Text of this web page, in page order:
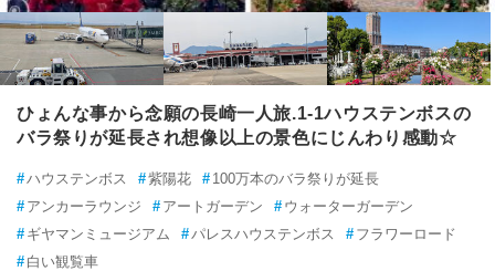
ひょんな事から念願の長崎一人旅.1-1ハウステンボスの
バラ祭りが延長され想像以上の景色にじんわり感動☆
#ハウステンボス #紫陽花 # 100万本のバラ祭りが延長
# アンカーラウンジ # アートガーデン # ウォーターガーデン
# ギヤマンミュージアム # パレスハウステンボス # フラワーロード
# 白い観覧車